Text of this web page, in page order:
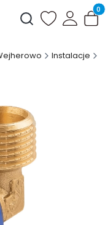
Otwórz
Instalacje